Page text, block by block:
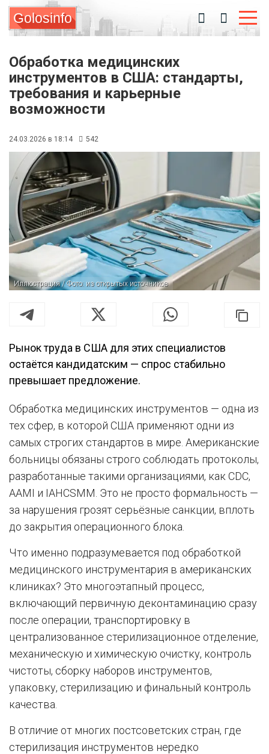
Golosinfo
Обработка медицинских
инструментов в США: стандарты,
требования и карьерные
возможности
24.03.2026 в 18:14 542
Иллюстрация / Фото: из открытых источников
Рынок труда в США для этих специалистов
остаётся кандидатским — спрос стабильно
превышает предложение.
Обработка медицинских инструментов — одна из
тех сфер, в которой США применяют одни из
самых строгих стандартов в мире. Американские
больницы обязаны строго соблюдать протоколы,
разработанные такими организациями, как CDC,
AAMI и IAHCSMM. Это не просто формальность —
за нарушения грозят серьёзные санкции, вплоть
до закрытия операционного блока.
Что именно подразумевается под обработкой
медицинского инструментария в американских
клиниках? Это многоэтапный процесс,
включающий первичную деконтаминацию сразу
после операции, транспортировку в
централизованное стерилизационное отделение,
механическую и химическую очистку, контроль
чистоты, сборку наборов инструментов,
упаковку, стерилизацию и финальный контроль
качества.
В отличие от многих постсоветских стран, где
стерилизация инструментов нередко